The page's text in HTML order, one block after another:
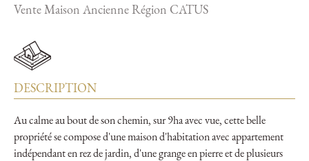
Vente Maison Ancienne Région CATUS
DESCRIPTION
Au calme au bout de son chemin, sur 9ha avec vue, cette belle
propriété se compose d'une maison d'habitation avec appartement
indépendant en rez de jardin, d'une grange en pierre et de plusieurs